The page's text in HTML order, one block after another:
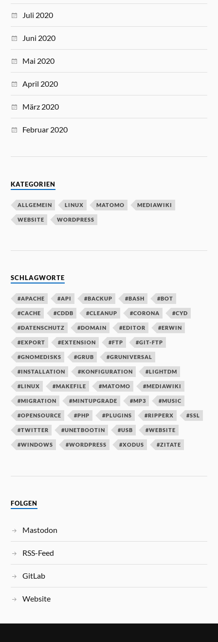
Juli 2020
Juni 2020
Mai 2020
April 2020
März 2020
Februar 2020
KATEGORIEN
ALLGEMEIN LINUX MATOMO MEDIAWIKI
WEBSITE WORDPRESS
SCHLAGWORTE
#APACHE #API #BACKUP #BASH #BOT
#CACHE #CDDB #CLEANUP #CORONA #CYD
#DATENSCHUTZ #DOMAIN #EDITOR #ERWIN
#EXPORT #EXTENSION #FTP #GIT-FTP
#GNOMEDISKS #GRUB #GRUNIVERSAL
#INSTALLATION #KONFIGURATION #LIGHTDM
#LINUX #MAKEFILE #MATOMO #MEDIAWIKI
#MIGRATION #MINTUPGRADE #MP3 #MUSIC
#OPENSOURCE #PHP #PLUGINS #RIPPERX #SSL
#TWITTER #UNETBOOTIN #USB #WEBSITE
#WINDOWS #WORDPRESS #XODUS #ZITATE
FOLGEN
Mastodon
RSS-Feed
GitLab
Website